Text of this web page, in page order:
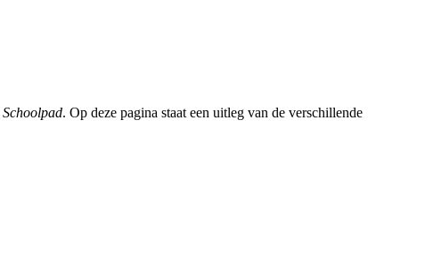
Schoolpad. Op deze pagina staat een uitleg van de verschillende